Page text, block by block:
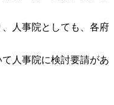
人事院としても、各府
人事院に検討要請があ